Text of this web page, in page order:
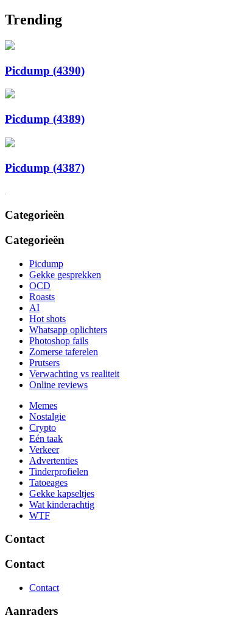
Trending
Picdump (4390)
Picdump (4389)
Picdump (4387)
Categorieën
Categorieën
Picdump
Gekke gesprekken
OCD
Roasts
AI
Hot shots
Whatsapp oplichters
Photoshop fails
Zomerse taferelen
Prutsers
Verwachting vs realiteit
Online reviews
Memes
Nostalgie
Crypto
Eén taak
Verkeer
Advertenties
Tinderprofielen
Tatoeages
Gekke kapseltjes
Wat kinderachtig
WTF
Contact
Contact
Contact
Aanraders